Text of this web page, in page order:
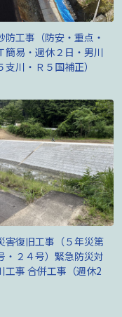
防工事（防安・重点・
簡易・週休２日・男川
支川・Ｒ５国補正）
害復旧工事（５年災第
・２４号）緊急防災対
工事 合併工事（週休2